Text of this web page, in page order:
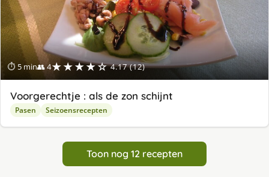
⏱ 5 min👥 4★★★★☆ 4.17 (12)
Voorgerechtje : als de zon schijnt
Pasen Seizoensrecepten
Toon nog 12 recepten